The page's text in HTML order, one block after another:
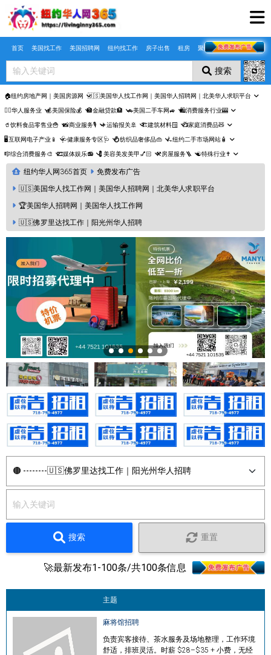
Skip to main content
首页 美国找工作 美国招聘网 纽约找工作 房子出售 租房 聚合页
搜索
🏠纽约房地产网｜美国房源网 🇺🇸美国华人找工作网｜美国华人招聘网｜北美华人求职平台
🤵‍♀️华人服务业 💰美国保险💰 🏦金融贷款🏦 🚗美国二手车网🚙 🛍️消费服务行业🎰
🥤饮料食品零售业🍟 📸商业服务🎙️ ✈️运输报关🚢 🏗️建筑材料🪟 📺家庭消费品🧸
🖥️互联网电子产业📱 🩺健康服务专区🩺 💍纺织品奢侈品👜 🛴纽约二手市场网站🧴
🎼综合消费服务🎨 🎞️媒体娱乐📻 💈美容美发美甲💅🏻 ⚒️房屋服务🪜 ☯️特殊行业✝️
纽约华人网365首页
免费发布广告
🇺🇸美国华人找工作网｜美国华人招聘网｜北美华人求职平台
🏆美国华人招聘网｜美国华人找工作网
🇺🇸佛罗里达找工作｜阳光州华人招聘
搜索 重置
🚀最新发布1-100条/共100条信息
主题
麻将馆招聘
负责宾客接待、茶水服务及场地整理，工作环境
舒适，排班灵活。时薪 $28–$35 + 小费，无经